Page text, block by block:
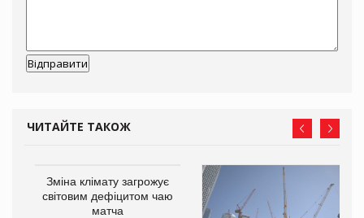
ЧИТАЙТЕ ТАКОЖ
Зміна клімату загрожує
світовим дефіцитом чаю
матча